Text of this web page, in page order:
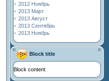
2012 Ноябрь
2013 Март
2013 Август
2013 Сентябрь
2013 Ноябрь
Block title
Block content